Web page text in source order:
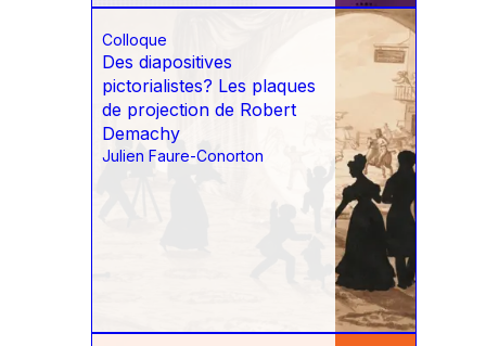
Colloque
Des diapositives
pictorialistes? Les plaques
de projection de Robert
Demachy
Julien Faure-Conorton